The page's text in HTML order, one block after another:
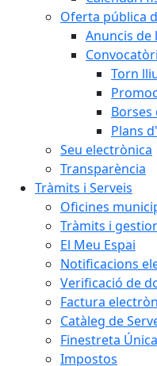
Oferta pública
Anuncis de
Torn
Borses
Plans
Seu electrònica
Transparència
Tràmits i Serveis
Oficines
Tràmits i
El Meu Espai
Notificacions
Verificació de
Factura
Catàleg de
Finestreta
Impostos